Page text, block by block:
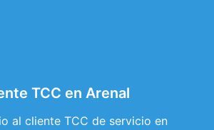
TCC en Arenal
al cliente TCC de servicio en